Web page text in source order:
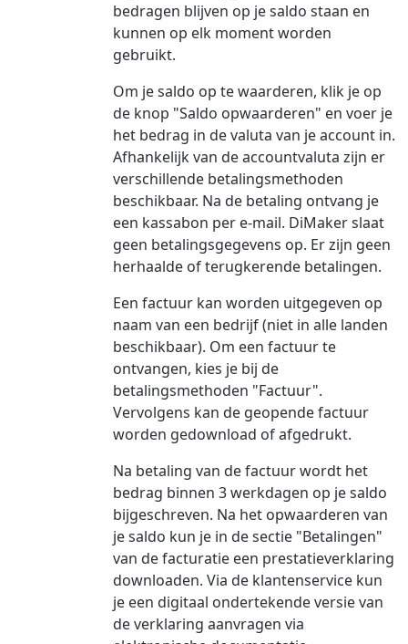
bedragen blijven op je saldo staan en
kunnen op elk moment worden
gebruikt.
Om je saldo op te waarderen, klik je op
de knop "Saldo opwaarderen" en voer je
het bedrag in de valuta van je account in.
Afhankelijk van de accountvaluta zijn er
verschillende betalingsmethoden
beschikbaar. Na de betaling ontvang je
een kassabon per e-mail. DiMaker slaat
geen betalingsgegevens op. Er zijn geen
herhaalde of terugkerende betalingen.
Een factuur kan worden uitgegeven op
naam van een bedrijf (niet in alle landen
beschikbaar). Om een factuur te
ontvangen, kies je bij de
betalingsmethoden "Factuur".
Vervolgens kan de geopende factuur
worden gedownload of afgedrukt.
Na betaling van de factuur wordt het
bedrag binnen 3 werkdagen op je saldo
bijgeschreven. Na het opwaarderen van
je saldo kun je in de sectie "Betalingen"
van de facturatie een prestatieverklaring
downloaden. Via de klantenservice kun
je een digitaal ondertekende versie van
de verklaring aanvragen via